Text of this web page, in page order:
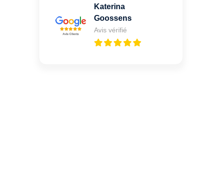
Katerina
Goossens
Avis vérifié